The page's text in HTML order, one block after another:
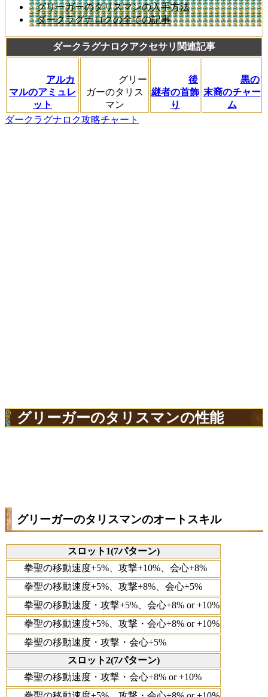
グリーガーのタリスマンの入手方法
ダークラグナロクの全ての記事
ダークラグナロクアクセサリ関連記事
アルカ
マルのアミュレ
ット
グリー
ガーのタリス
マン
後
継者の首飾
り
黒の
末裔のチャー
ム
ダークラグナロク攻略チャート
グリーガーのタリスマンの性能
グリーガーのタリスマンのオートスキル
スロット1(7パターン)
拳聖の移動速度+5%、攻撃+10%、会心+8%
拳聖の移動速度+5%、攻撃+8%、会心+5%
拳聖の移動速度・攻撃+5%、会心+8% or +10%
拳聖の移動速度+5%、攻撃・会心+8% or +10%
拳聖の移動速度・攻撃・会心+5%
スロット2(7パターン)
拳聖の移動速度・攻撃・会心+8% or +10%